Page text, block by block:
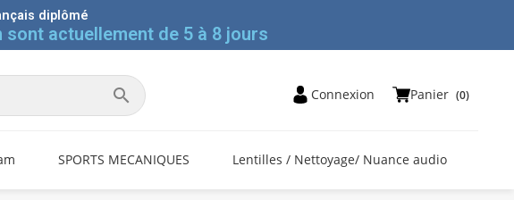
diplômé
actuellement de 5 à 8 jours
SPORTS MECANIQUES Lentilles / Nettoyage/ Nuance audio
 Connexion Panier (0)